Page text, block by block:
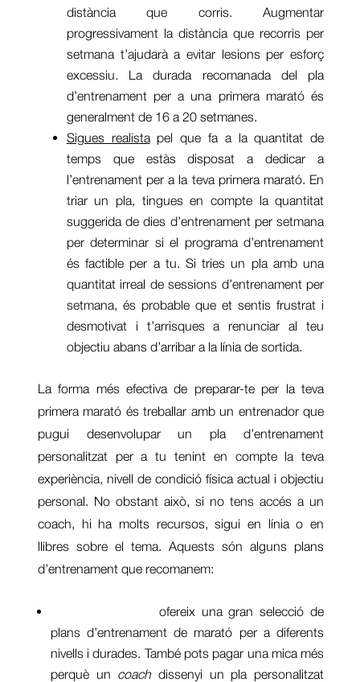
distància que corris. Augmentar
progressivament la distància que recorris per
setmana t’ajudarà a evitar lesions per esforç
excessiu. La durada recomanada del pla
d’entrenament per a una primera marató és
generalment de 16 a 20 setmanes.
Sigues realistapel que fa a la quantitat de
temps que estàs disposat a dedicar a
l’entrenament per a la teva primera marató. En
triar un pla, tingues en compte la quantitat
suggerida de dies d’entrenament per setmana
per determinar si el programa d’entrenament
és factible per a tu. Si tries un pla amb una
quantitat irreal de sessions d’entrenament per
setmana, és probable que et sentis frustrat i
desmotivat i t’arrisques a renunciar al teu
objectiu abans d’arribar a la línia de sortida.
La forma més efectiva de preparar-te per la teva
primera marató és treballar amb un entrenador que
pugui desenvolupar un pla d’entrenament
personalitzat per a tu tenint en compte la teva
experiència, nivell de condició física actual i objectiu
personal. No obstant això, si no tens accés a un
coach, hi ha molts recursos, sigui en línia o en
llibres sobre el tema. Aquests són alguns plans
d’entrenament que recomanem:
ofereix una gran selecció de
plans d’entrenament de marató per a diferents
nivells i durades. També pots pagar una mica més
perquè un coachdissenyi un pla personalitzat